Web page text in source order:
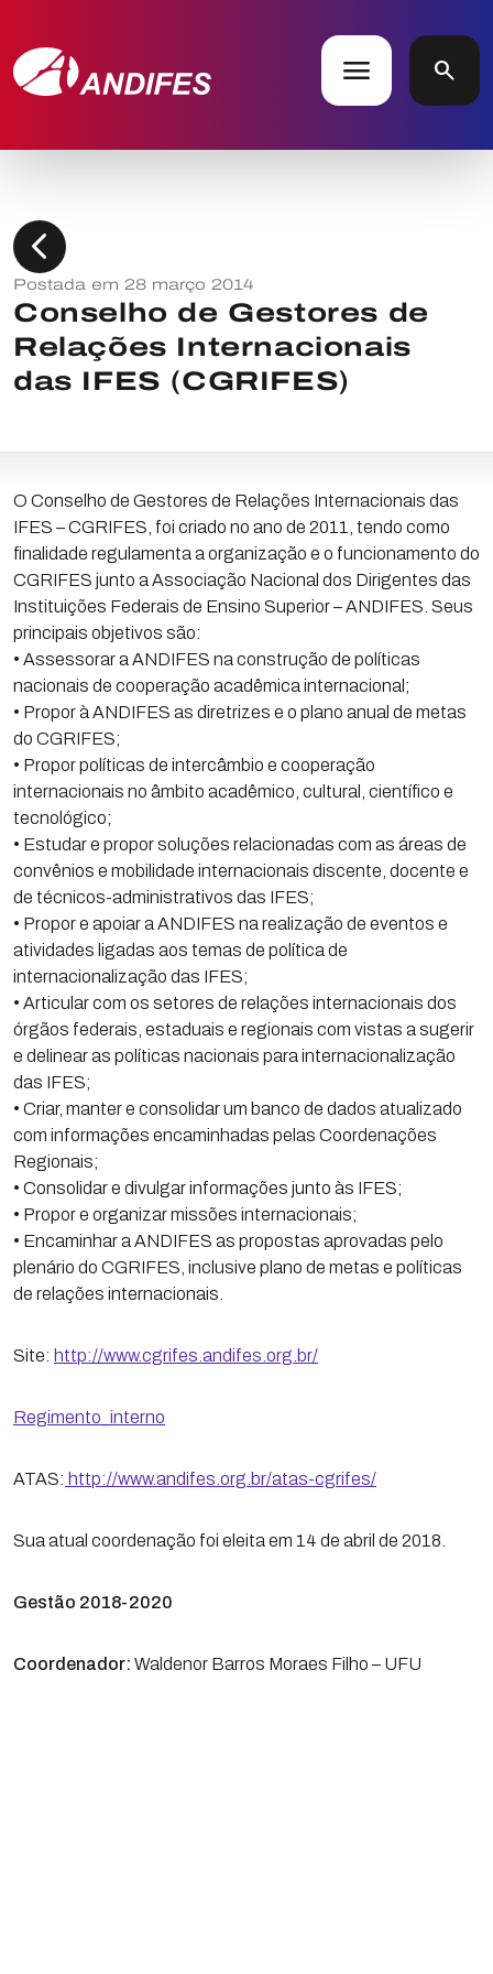
menu search
chevron_left
Postada em 28 março 2014
Conselho de Gestores de
Relações Internacionais
das IFES (CGRIFES)
O Conselho de Gestores de Relações Internacionais das
IFES – CGRIFES, foi criado no ano de 2011, tendo como
finalidade regulamenta a organização e o funcionamento do
CGRIFES junto a Associação Nacional dos Dirigentes das
Instituições Federais de Ensino Superior – ANDIFES. Seus
principais objetivos são:
• Assessorar a ANDIFES na construção de políticas
nacionais de cooperação acadêmica internacional;
• Propor à ANDIFES as diretrizes e o plano anual de metas
do CGRIFES;
• Propor políticas de intercâmbio e cooperação
internacionais no âmbito acadêmico, cultural, científico e
tecnológico;
• Estudar e propor soluções relacionadas com as áreas de
convênios e mobilidade internacionais discente, docente e
de técnicos-administrativos das IFES;
• Propor e apoiar a ANDIFES na realização de eventos e
atividades ligadas aos temas de política de
internacionalização das IFES;
• Articular com os setores de relações internacionais dos
órgãos federais, estaduais e regionais com vistas a sugerir
e delinear as políticas nacionais para internacionalização
das IFES;
• Criar, manter e consolidar um banco de dados atualizado
com informações encaminhadas pelas Coordenações
Regionais;
• Consolidar e divulgar informações junto às IFES;
• Propor e organizar missões internacionais;
• Encaminhar a ANDIFES as propostas aprovadas pelo
plenário do CGRIFES, inclusive plano de metas e políticas
de relações internacionais.
Site: http://www.cgrifes.andifes.org.br/
Regimento_interno
ATAS: http://www.andifes.org.br/atas-cgrifes/
Sua atual coordenação foi eleita em 14 de abril de 2018.
Gestão 2018-2020
Coordenador: Waldenor Barros Moraes Filho – UFU